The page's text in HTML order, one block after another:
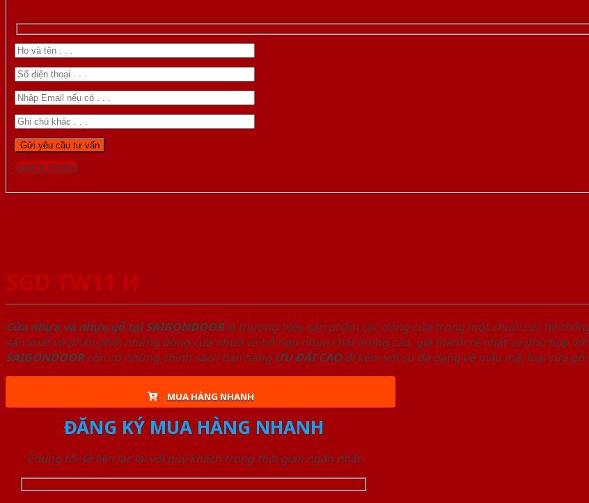
Gọi 0976.169.864
SGD TW11 H
Cửa nhựa và nhựa gỗ tại SAIGONDOORlà thương hiệu sản phẩm các dòng cửa trong một chuỗi các hệ
sản xuất và phân phối những dòng cửa nhựa và hỗ hợp nhựa chất lượng cao, giá thành rẻ nhất và phù hợp
SAIGONDOORcòn có những chính sách bán hàng ƯU ĐÃI CAOđi kèm với sự đa dạng về mẫu mã, loại cửa
MUA HÀNG NHANH
ĐĂNG KÝ MUA HÀNG NHANH
Chúng tôi sẽ liên lạc lại với quý khách trong thời gian ngắn nhất